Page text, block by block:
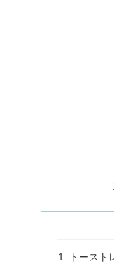
トースト